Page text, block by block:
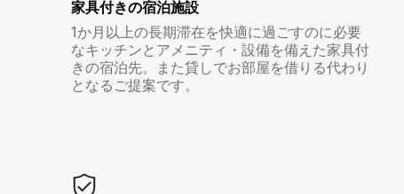
家具付き⁠の宿⁠泊⁠施⁠設
1か月以上の長期滞在を快適に過ごすのに必要
なキッチンとアメニティ・設備を備えた家具付
きの宿泊先。また貸しでお部屋を借りる代わり
となるご提案です。